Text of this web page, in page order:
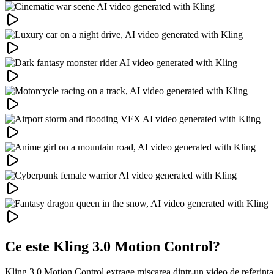
Ce este Kling 3.0 Motion Control?